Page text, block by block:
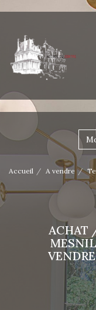
Accueil A vendre
ACHAT